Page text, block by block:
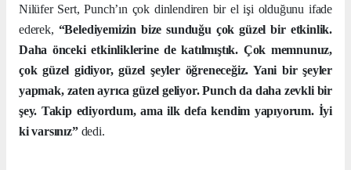
Nilüfer Sert, Punch’ın çok dinlendiren bir el işi olduğunu ifade
ederek, “Belediyemizin bize sunduğu çok güzel bir etkinlik.
Daha önceki etkinliklerine de katılmıştık. Çok memnunuz,
çok güzel gidiyor, güzel şeyler öğreneceğiz. Yani bir şeyler
yapmak, zaten ayrıca güzel geliyor. Punch da daha zevkli bir
şey. Takip ediyordum, ama ilk defa kendim yapıyorum. İyi
ki varsınız”dedi.